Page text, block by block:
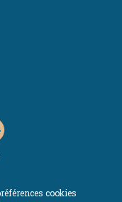
cookies